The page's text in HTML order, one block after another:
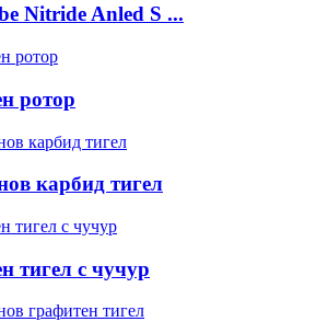
Nitride Anled S ...
ротор
карбид тигел
тигел с чучур